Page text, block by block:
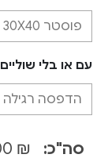
עם או בלי
סה"כ: ₪